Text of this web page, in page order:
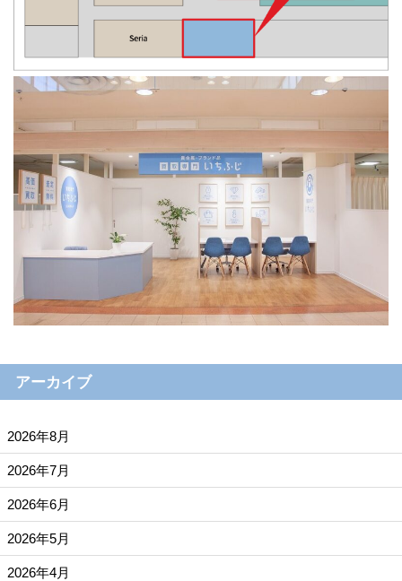
アーカイブ
2026年8月
2026年7月
2026年6月
2026年5月
2026年4月